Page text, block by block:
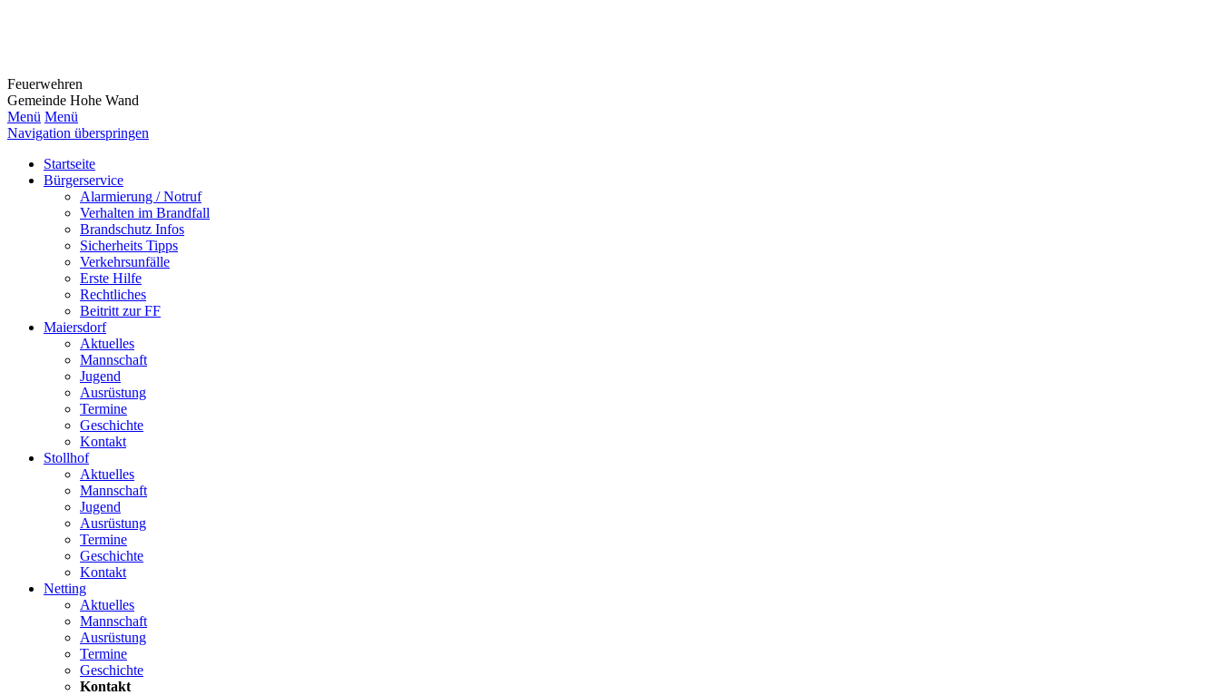
Feuerwehren
Gemeinde Hohe Wand
Menü Menü
Navigation überspringen
Startseite
Bürgerservice
Alarmierung / Notruf
Verhalten im Brandfall
Brandschutz Infos
Sicherheits Tipps
Verkehrsunfälle
Erste Hilfe
Rechtliches
Beitritt zur FF
Maiersdorf
Aktuelles
Mannschaft
Jugend
Ausrüstung
Termine
Geschichte
Kontakt
Stollhof
Aktuelles
Mannschaft
Jugend
Ausrüstung
Termine
Geschichte
Kontakt
Netting
Aktuelles
Mannschaft
Ausrüstung
Termine
Geschichte
Kontakt